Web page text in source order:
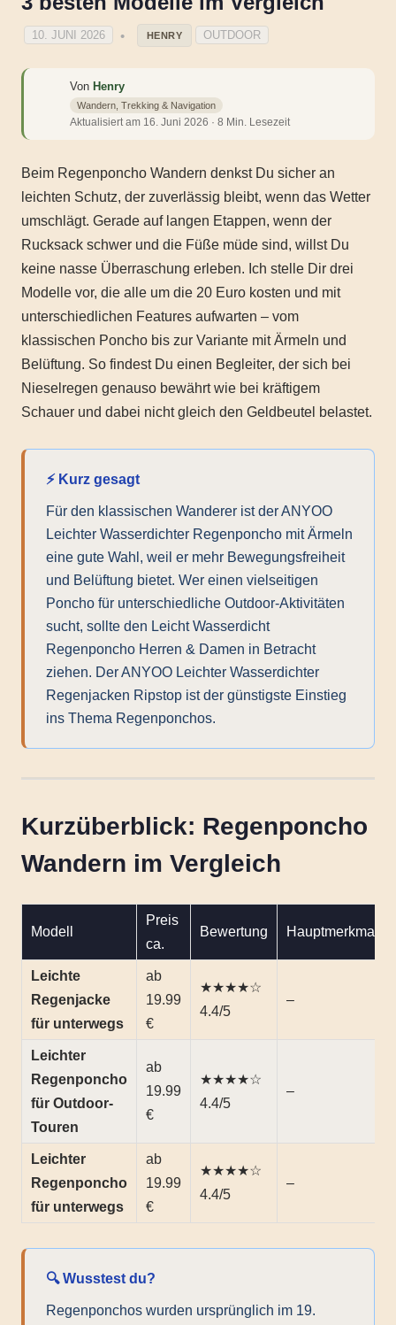
10. JUNI 2026 HENRY OUTDOOR
Von Henry
Wandern, Trekking & Navigation
Aktualisiert am 16. Juni 2026 · 8 Min. Lesezeit
Beim Regenponcho Wandern denkst Du sicher an
leichten Schutz, der zuverlässig bleibt, wenn das Wetter
umschlägt. Gerade auf langen Etappen, wenn der
Rucksack schwer und die Füße müde sind, willst Du
keine nasse Überraschung erleben. Ich stelle Dir drei
Modelle vor, die alle um die 20 Euro kosten und mit
unterschiedlichen Features aufwarten – vom
klassischen Poncho bis zur Variante mit Ärmeln und
Belüftung. So findest Du einen Begleiter, der sich bei
Nieselregen genauso bewährt wie bei kräftigem
Schauer und dabei nicht gleich den Geldbeutel belastet.
⚡ Kurz gesagt
Für den klassischen Wanderer ist der ANYOO
Leichter Wasserdichter Regenponcho mit Ärmeln
eine gute Wahl, weil er mehr Bewegungsfreiheit
und Belüftung bietet. Wer einen vielseitigen
Poncho für unterschiedliche Outdoor-Aktivitäten
sucht, sollte den Leicht Wasserdicht
Regenponcho Herren & Damen in Betracht
ziehen. Der ANYOO Leichter Wasserdichter
Regenjacken Ripstop ist der günstigste Einstieg
ins Thema Regenponchos.
Kurzüberblick: Regenponcho
Wandern im Vergleich
Modell
Preis
ca.
Bewertung Hauptmerkmal
Leichte
Regenjacke
für unterwegs
ab
19.99
€
★★★★☆
4.4/5
–
Leichter
Regenponcho
für Outdoor-
Touren
ab
19.99
€
★★★★☆
4.4/5
–
Leichter
Regenponcho
für unterwegs
ab
19.99
€
★★★★☆
4.4/5
–
🔍 Wusstest du?
Regenponchos wurden ursprünglich im 19.